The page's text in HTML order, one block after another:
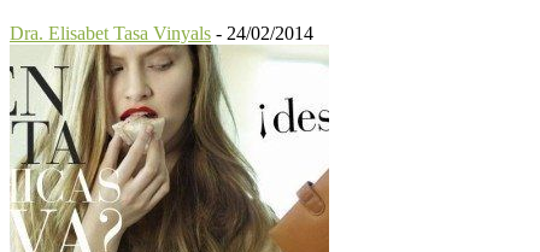
Dra. Elisabet Tasa Vinyals - 24/02/2014